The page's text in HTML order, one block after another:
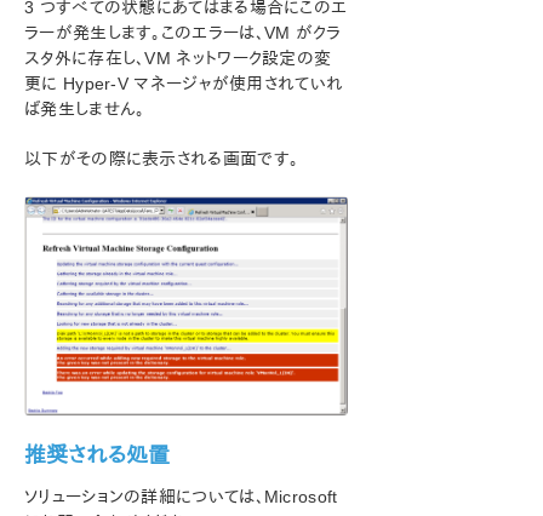
既知の問題と回避策
指定したボリュームへのアクセス拒否
LifeKeeper および DataKeeper for Windows
のアンチウイルスソフトウェアの除外リスト
DataKeeper ボリュームをクラスタリソースタイ
ステータスの更新が失敗/遅延する
ミラーの作成に失敗する
Hyper-V ホストクラスタエラー
OpenJDK で LifeKeeper の GUI が起動しない
Live Migration の失敗
MaxResyncPasses 値
新しいリソースはオフラインだがロック解除され
プの変更後に停止する
3 つすべての状態にあてはまる場合にこのエ
ラーが発生します。このエラーは、VM がクラ
スタ外に存在し、VM ネットワーク設定の変
更に Hyper-V マネージャが使用されていれ
ば発生しません。
以下がその際に表示される画面です。
推奨される処置
ソリューションの詳細については、Microsoft